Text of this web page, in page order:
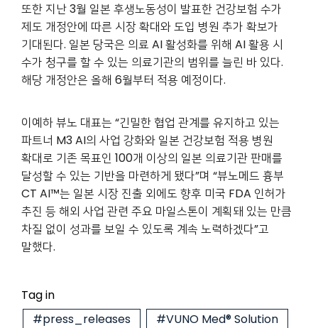
또한 지난 3월 일본 후생노동성이 발표한 건강보험 수가
제도 개정안에 따른 시장 확대와 도입 병원 추가 확보가
기대된다. 일본 당국은 의료 AI 활성화를 위해 AI 활용 시
수가 청구를 할 수 있는 의료기관의 범위를 늘린 바 있다.
해당 개정안은 올해 6월부터 적용 예정이다.
이예하 뷰노 대표는 “긴밀한 협업 관계를 유지하고 있는
파트너 M3 AI의 사업 강화와 일본 건강보험 적용 병원
확대로 기존 목표인 100개 이상의 일본 의료기관 판매를
달성할 수 있는 기반을 마련하게 됐다”며 “뷰노메드 흉부
CT AI™는 일본 시장 진출 외에도 향후 미국 FDA 인허가
추진 등 해외 사업 관련 주요 마일스톤이 계획돼 있는 만큼
차질 없이 성과를 보일 수 있도록 계속 노력하겠다”고
말했다.
Tag in
#press_releases
#VUNO Med® Solution